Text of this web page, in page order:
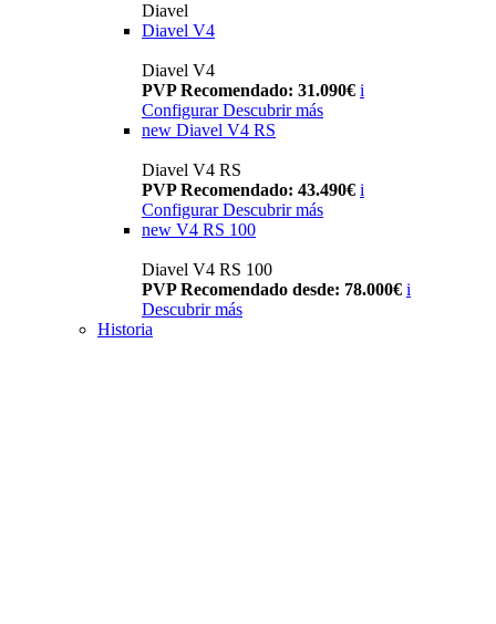
Diavel
Diavel V4
Diavel V4
PVP Recomendado: 31.090€ i
Configurar Descubrir más
new Diavel V4 RS
Diavel V4 RS
PVP Recomendado: 43.490€ i
Configurar Descubrir más
new V4 RS 100
Diavel V4 RS 100
PVP Recomendado desde: 78.000€ i
Descubrir más
Historia